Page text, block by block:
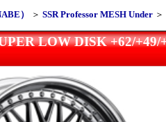
） ＞ SSR Professor MESH Under ＞
LOW DISK +62/